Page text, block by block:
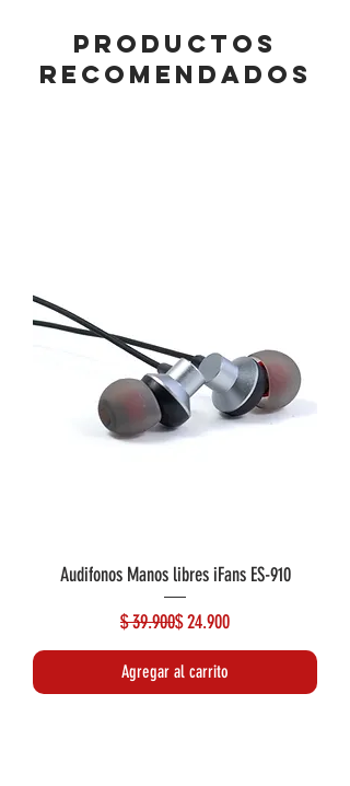
PRODUCTOS
RECOMENDADOS
Audifonos Manos libres iFans ES-910
Precio
$ 39.900Precio de oferta
$ 24.900
Agregar al carrito